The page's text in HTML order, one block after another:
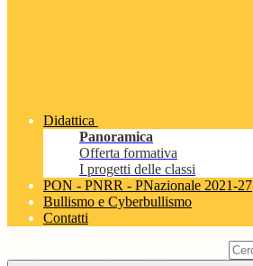
Didattica
Panoramica
Offerta formativa
I progetti delle classi
PON - PNRR - PNazionale 2021-27
Bullismo e Cyberbullismo
Contatti